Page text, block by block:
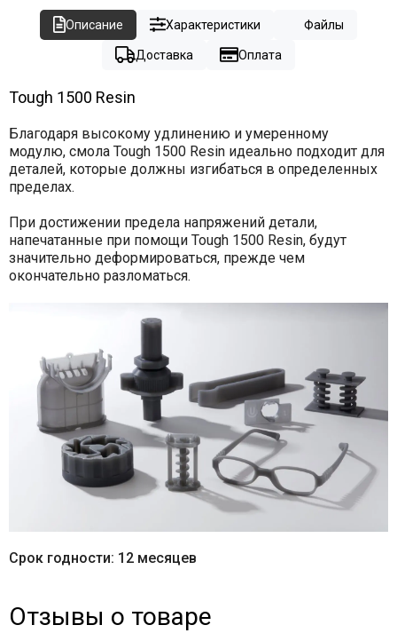
Описание Характеристики Файлы
Доставка Оплата
Tough 1500 Resin
Благодаря высокому удлинению и умеренному
модулю, смола Tough 1500 Resin идеально подходит для
деталей, которые должны изгибаться в определенных
пределах.
При достижении предела напряжений детали,
напечатанные при помощи Tough 1500 Resin, будут
значительно деформироваться, прежде чем
окончательно разломаться.
Срок годности: 12 месяцев
Отзывы о товаре